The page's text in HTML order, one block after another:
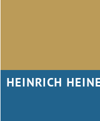
HEINRICH